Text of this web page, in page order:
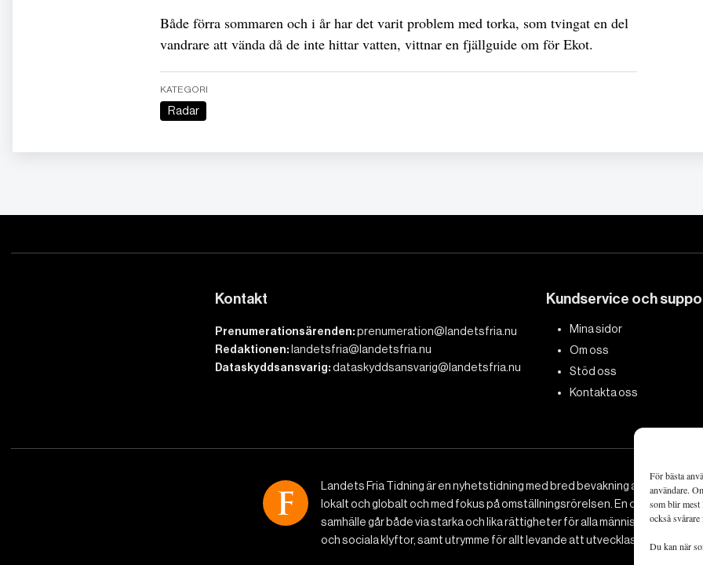
För bästa
användare.
som blir mest
också
Du kan när
Både förra sommaren och i år har det varit problem med torka, som tvingat en del
vandrare att vända då de inte hittar vatten, vittnar en fjällguide om för Ekot.
KATEGORI
Radar
Kontakt
Prenumerationsärenden:prenumeration@landetsfria.nu
Redaktionen: landetsfria@landetsfria.nu
Dataskyddsansvarig:dataskyddsansvarig@landetsfria.nu
Kundservice och
Mina sidor
Om oss
Stöd oss
Kontakta oss
Landets Fria Tidning är en nyhetstidning med bred bevakning av det
lokalt och globalt och med fokus på omställningsrörelsen. En omställning
samhälle går både via starka och lika rättigheter för alla människor,
och sociala klyftor, samt utrymme för allt levande att utvecklas och frodas.